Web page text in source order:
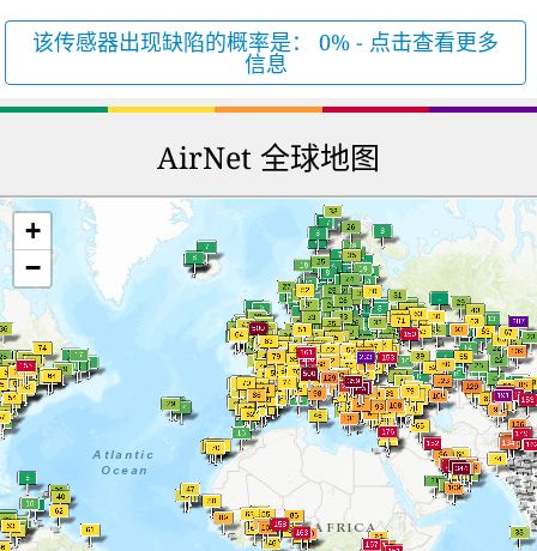
该传感器出现缺陷的概率是： 0% - 点击查看更多
信息
AirNet 全球地图
+
−